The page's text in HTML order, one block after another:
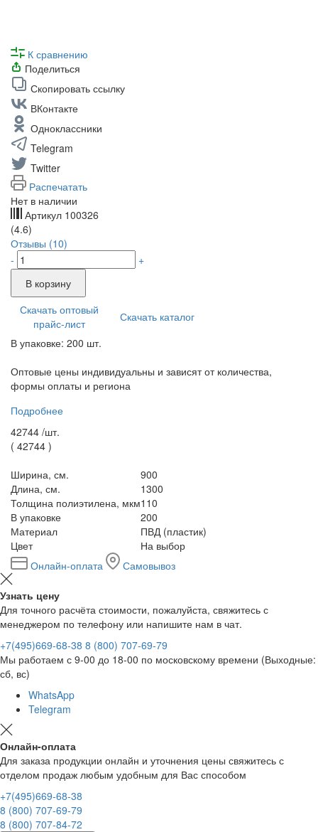
К сравнению
Поделиться
Скопировать ссылку
ВКонтакте
Одноклассники
Telegram
Twitter
Распечатать
Нет в наличии
Артикул 100326
(4.6)
Отзывы (10)
-
+
В корзину
Скачать оптовый
прайс-лист
Скачать каталог
В упаковке: 200 шт.
Оптовые цены индивидуальны и зависят от количества,
формы оплаты и региона
Подробнее
42744 /шт.
( 42744 )
Ширина, см.
900
Длина, см.
1300
Толщина полиэтилена, мкм110
В упаковке
200
Материал
ПВД (пластик)
Цвет
На выбор
Онлайн-оплата
Самовывоз
Узнать цену
Для точного расчёта стоимости, пожалуйста, свяжитесь с
менеджером по телефону или напишите нам в чат.
+7(495)669-68-38 8 (800) 707-69-79
Мы работаем с 9-00 до 18-00 по московскому времени (Выходные:
сб, вс)
WhatsApp
Telegram
Онлайн-оплата
Для заказа продукции онлайн и уточнения цены свяжитесь с
отделом продаж любым удобным для Вас способом
+7(495)669-68-38
8 (800) 707-69-79
8 (800) 707-84-72